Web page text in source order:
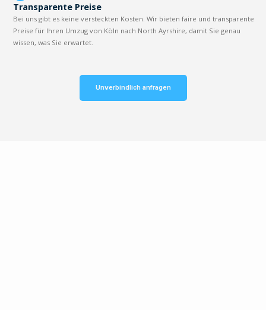
Transparente Preise
Bei uns gibt es keine versteckten Kosten. Wir bieten faire und transparente
Preise für Ihren Umzug von Köln nach North Ayrshire, damit Sie genau
wissen, was Sie erwartet.
Unverbindlich anfragen